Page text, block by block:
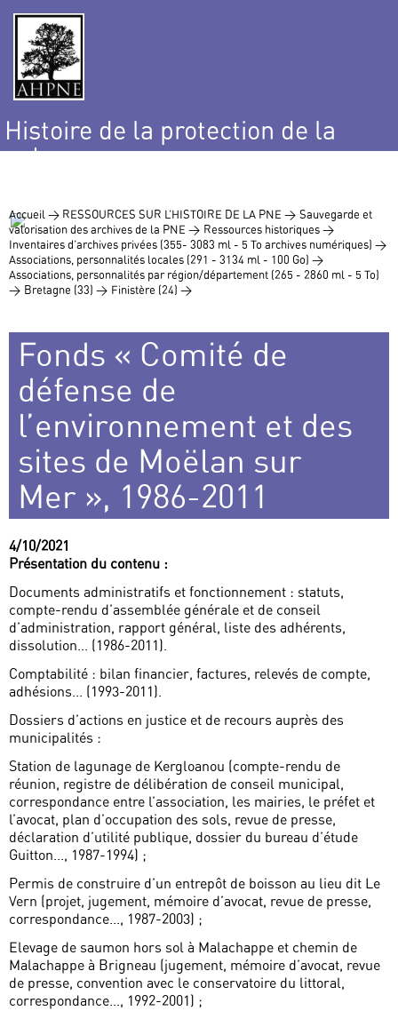
Histoire de la protection de la
nature
Accueil > RESSOURCES SUR L’HISTOIRE DE LA PNE > Sauvegarde et
valorisation des archives de la PNE > Ressources historiques >
Inventaires d’archives privées (355- 3083 ml - 5 To archives numériques) >
Associations, personnalités locales (291 - 3134 ml - 100 Go) >
Associations, personnalités par région/département (265 - 2860 ml - 5 To)
> Bretagne (33) > Finistère (24) >
Fonds « Comité de
défense de
l’environnement et des
sites de Moëlan sur
Mer », 1986-2011
4/10/2021
Présentation du contenu :
Documents administratifs et fonctionnement : statuts,
compte-rendu d’assemblée générale et de conseil
d’administration, rapport général, liste des adhérents,
dissolution... (1986-2011).
Comptabilité : bilan financier, factures, relevés de compte,
adhésions... (1993-2011).
Dossiers d’actions en justice et de recours auprès des
municipalités :
Station de lagunage de Kergloanou (compte-rendu de
réunion, registre de délibération de conseil municipal,
correspondance entre l’association, les mairies, le préfet et
l’avocat, plan d’occupation des sols, revue de presse,
déclaration d’utilité publique, dossier du bureau d’étude
Guitton..., 1987-1994) ;
Permis de construire d’un entrepôt de boisson au lieu dit Le
Vern (projet, jugement, mémoire d’avocat, revue de presse,
correspondance..., 1987-2003) ;
Elevage de saumon hors sol à Malachappe et chemin de
Malachappe à Brigneau (jugement, mémoire d’avocat, revue
de presse, convention avec le conservatoire du littoral,
correspondance..., 1992-2001) ;